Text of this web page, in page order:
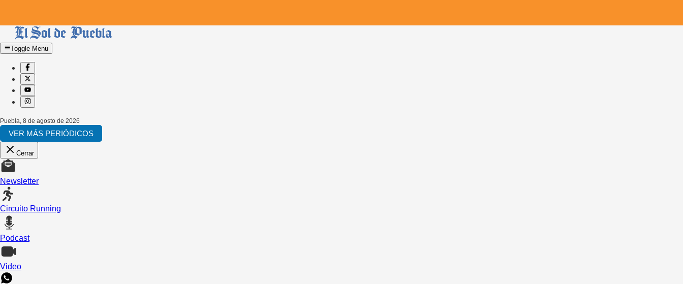
Toggle Menu
Puebla 8 de agosto de 2026
VER MÁS PERIÓDICOS
Cerrar
Newsletter
Circuito Running
Podcast
Video